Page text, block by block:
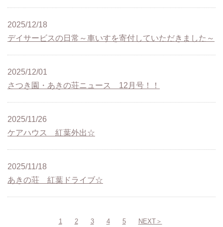
2025/12/18
デイサービスの日常～車いすを寄付していただきました～
2025/12/01
さつき園・あきの荘ニュース 12月号！！
2025/11/26
ケアハウス 紅葉外出☆
2025/11/18
あきの荘 紅葉ドライブ☆
1 2 3 4 5 NEXT＞